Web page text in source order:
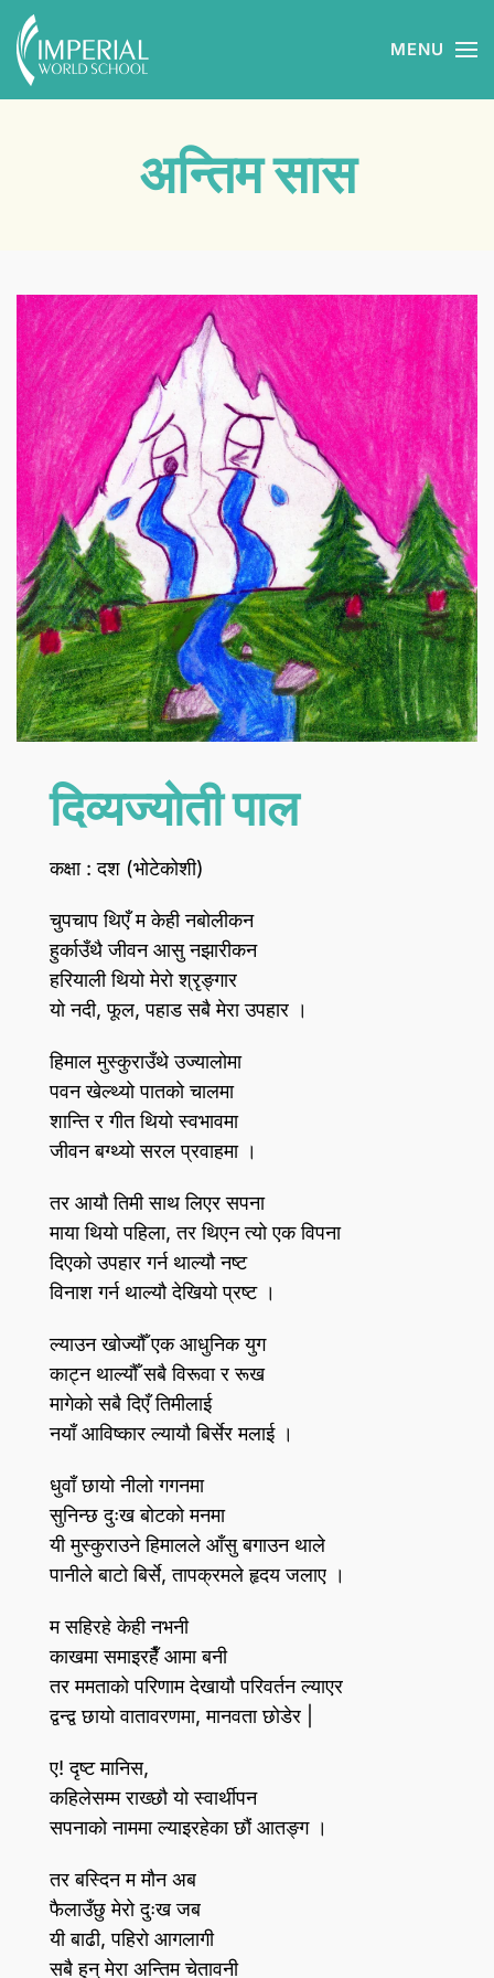
Skip to main content MENU
अन्तिम सास
दिव्यज्योती पाल
कक्षा : दश (भोटेकोशी)
चुपचाप थिएँ म केही नबोलीकन
हुर्काउँथै जीवन आसु नझारीकन
हरियाली थियो मेरो श्रृङ्गार
यो नदी, फूल, पहाड सबै मेरा उपहार ।
हिमाल मुस्कुराउँथे उज्यालोमा
पवन खेल्थ्यो पातको चालमा
शान्ति र गीत थियो स्वभावमा
जीवन बग्थ्यो सरल प्रवाहमा ।
तर आयौ तिमी साथ लिएर सपना
माया थियो पहिला, तर थिएन त्यो एक विपना
दिएको उपहार गर्न थाल्यौ नष्ट
विनाश गर्न थाल्यौ देखियो प्रष्ट ।
ल्याउन खोज्यौँ एक आधुनिक युग
काट्न थाल्यौँ सबै विरूवा र रूख
मागेको सबै दिएँ तिमीलाई
नयाँ आविष्कार ल्यायौ बिर्सेर मलाई ।
धुवाँ छायो नीलो गगनमा
सुनिन्छ दुःख बोटको मनमा
यी मुस्कुराउने हिमालले आँसु बगाउन थाले
पानीले बाटो बिर्से, तापक्रमले हृदय जलाए ।
म सहिरहे केही नभनी
काखमा समाइरहैँ आमा बनी
तर ममताको परिणाम देखायौ परिवर्तन ल्याएर
द्वन्द्व छायो वातावरणमा, मानवता छोडेर |
ए! दृष्ट मानिस,
कहिलेसम्म राख्छौ यो स्वार्थीपन
सपनाको नाममा ल्याइरहेका छौं आतङ्ग ।
तर बस्दिन म मौन अब
फैलाउँछु मेरो दुःख जब
यी बाढी, पहिरो आगलागी
सबै हुन्‌ मेरा अन्तिम चेतावनी